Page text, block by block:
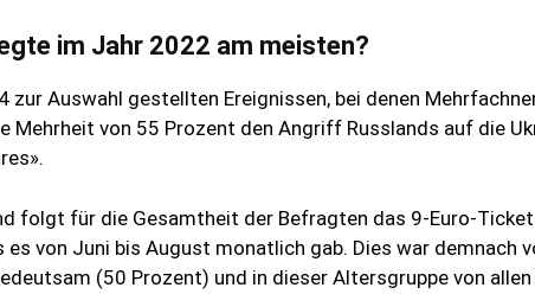
im Jahr 2022 am meisten?
zur Auswahl gestellten Ereignissen, bei denen
Mehrheit von 55 Prozent den Angriff Russlands auf die
folgt für die Gesamtheit der Befragten das 9-Euro-Ticket
es von Juni bis August monatlich gab. Dies war demnach
(50 Prozent) und in dieser Altersgruppe von